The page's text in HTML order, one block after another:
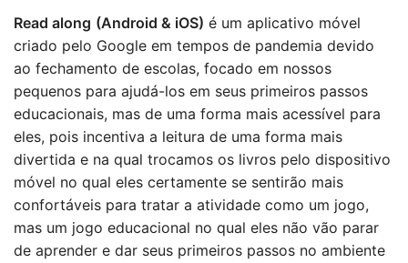
Read along (Android & iOS) é um aplicativo móvel
criado pelo Google em tempos de pandemia devido
ao fechamento de escolas, focado em nossos
pequenos para ajudá-los em seus primeiros passos
educacionais, mas de uma forma mais acessível para
eles, pois incentiva a leitura de uma forma mais
divertida e na qual trocamos os livros pelo dispositivo
móvel no qual eles certamente se sentirão mais
confortáveis para tratar a atividade como um jogo,
mas um jogo educacional no qual eles não vão parar
de aprender e dar seus primeiros passos no ambiente